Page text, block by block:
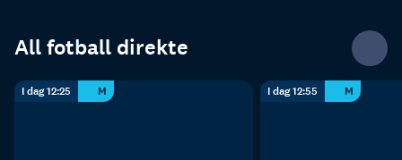
All fotball direkte
I dag 12:25 M I dag 12:55 M